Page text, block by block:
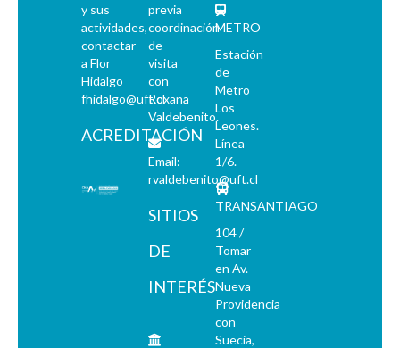
y sus
actividades,
contactar
a Flor
Hidalgo
fhidalgo@uft.cl
ACREDITACIÓN
previa
coordinación
de
visita
con
Roxana
Valdebenito.
Email:
rvaldebenito@uft.cl
SITIOS
DE
INTERÉS
METRO
Estación
de
Metro
Los
Leones.
Línea
1/6.
TRANSANTIAGO
104 /
Tomar
en Av.
Nueva
Providencia
con
Suecia,